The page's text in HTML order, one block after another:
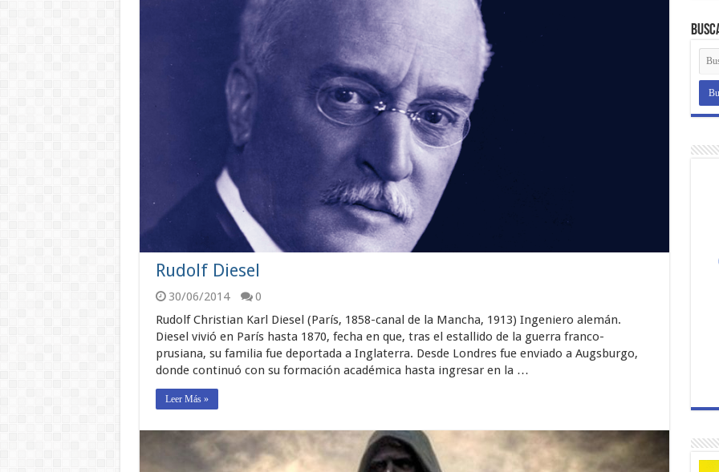
Rudolf Diesel
30/06/2014
0
Rudolf Christian Karl Diesel (París, 1858-canal de la Mancha, 1913) Ingeniero alemán.
Diesel vivió en París hasta 1870, fecha en que, tras el estallido de la guerra franco-
prusiana, su familia fue deportada a Inglaterra. Desde Londres fue enviado a Augsburgo,
donde continuó con su formación académica hasta ingresar en la …
Leer Más »